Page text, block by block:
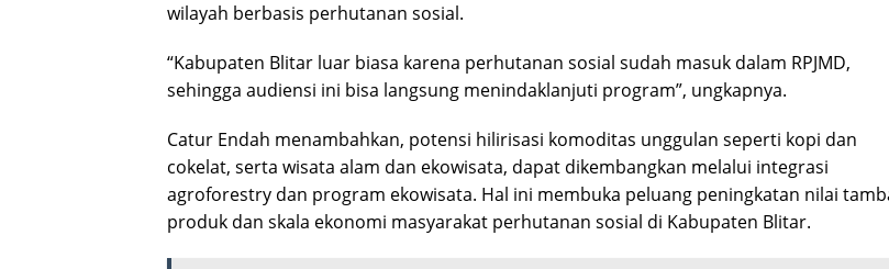
wilayah berbasis perhutanan sosial.
“Kabupaten Blitar luar biasa karena perhutanan sosial sudah masuk dalam RPJMD,
sehingga audiensi ini bisa langsung menindaklanjuti program”, ungkapnya.
Catur Endah menambahkan, potensi hilirisasi komoditas unggulan seperti kopi dan
cokelat, serta wisata alam dan ekowisata, dapat dikembangkan melalui integrasi
agroforestry dan program ekowisata. Hal ini membuka peluang peningkatan nilai
produk dan skala ekonomi masyarakat perhutanan sosial di Kabupaten Blitar.